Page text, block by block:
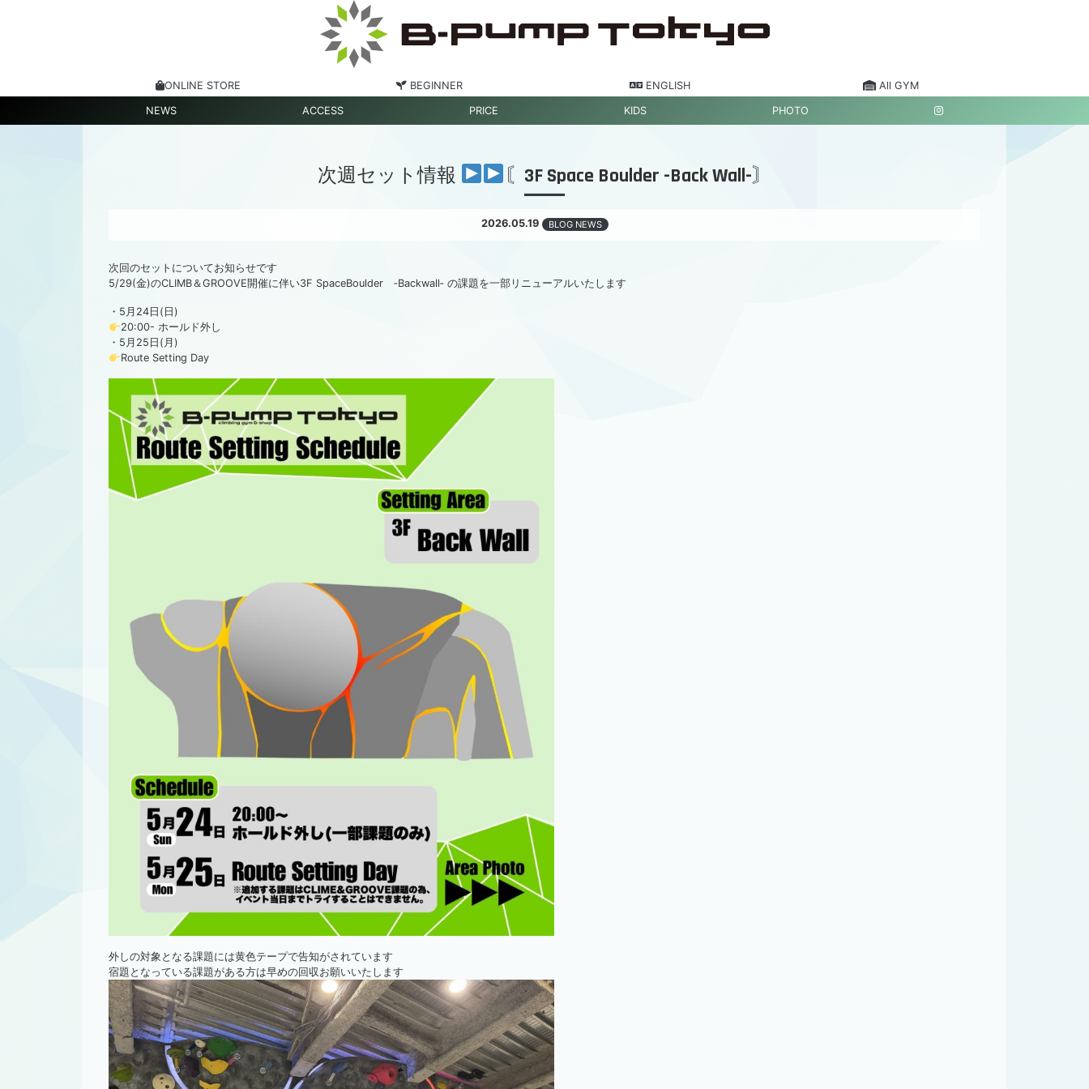
ONLINE STORE BEGINNER ENGLISH All GYM
NEWS ACCESS PRICE KIDS PHOTO
次週セット情報 〘3F Space Boulder -Back Wall-〙
2026.05.19 BLOG NEWS
次回のセットについてお知らせです
5/29(金)のCLIMB＆GROOVE開催に伴い3F SpaceBoulder ‐Backwall‐ の課題を一部リニューアルいたします
・5月24日(日)
20:00- ホールド外し
・5月25日(月)
Route Setting Day
外しの対象となる課題には黄色テープで告知がされています
宿題となっている課題がある方は早めの回収お願いいたします